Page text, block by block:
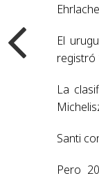
El
registró
La
Santi
Pero